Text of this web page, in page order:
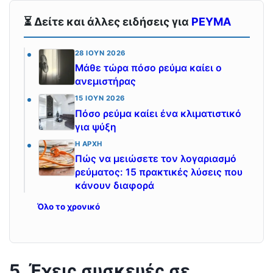
⏳ Δείτε και άλλες ειδήσεις για ΡΕΥΜΑ
28 ΙΟΎΝ 2026
Μάθε τώρα πόσο ρεύμα καίει ο
ανεμιστήρας
15 ΙΟΎΝ 2026
Πόσο ρεύμα καίει ένα κλιματιστικό
για ψύξη
Η ΑΡΧΉ
Πώς να μειώσετε τον λογαριασμό
ρεύματος: 15 πρακτικές λύσεις που
κάνουν διαφορά
Όλο το χρονικό